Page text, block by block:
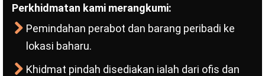
Perkhidmatan kami merangkumi:
Pemindahan perabot dan barang peribadi ke
lokasi baharu.
Khidmat pindah disediakan ialah dari ofis dan